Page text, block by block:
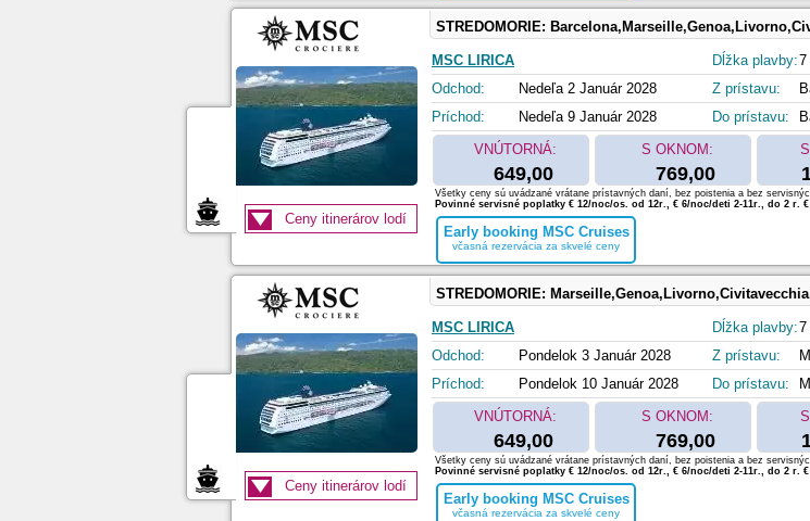
STREDOMORIE:
MSC LIRICA
Odchod:
Nedeľa 2 Január 2028
Príchod:
Nedeľa 9 Január 2028
Dĺžka plavby:7
Z prístavu:
Do prístavu:
VNÚTORNÁ:
649,00
S OKNOM:
769,00
Early booking MSC Cruises
včasná rezervácia za skvelé ceny
Ceny itinerárov lodí
Všetky ceny sú uvádzané vrátane prístavných daní, bez poistenia a bez
Povinné servisné poplatky € 12/noc/os. od 12r., € 6/noc/deti 2-11r., do 2 r. €
STREDOMORIE:
MSC LIRICA
Odchod:
Pondelok 3 Január 2028
Príchod:
Pondelok 10 Január 2028
Dĺžka plavby:7
Z prístavu:
Do prístavu:
VNÚTORNÁ:
649,00
S OKNOM:
769,00
Early booking MSC Cruises
včasná rezervácia za skvelé ceny
Ceny itinerárov lodí
Všetky ceny sú uvádzané vrátane prístavných daní, bez poistenia a bez
Povinné servisné poplatky € 12/noc/os. od 12r., € 6/noc/deti 2-11r., do 2 r. €